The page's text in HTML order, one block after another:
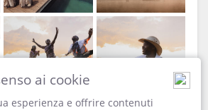
ai cookie
esperienza e offrire contenuti